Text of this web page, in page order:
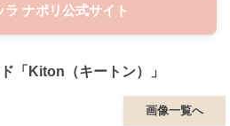
ラ ナポリ公式サイト
「Kiton（キートン）」
画像一覧へ